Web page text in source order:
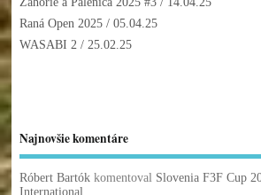
Raná Open 2025/ 05.04.25
WASABI 2/ 25.02.25
Najnovšie komentáre
Róbert Bartókkomentoval Slovenia F3F Cup
International